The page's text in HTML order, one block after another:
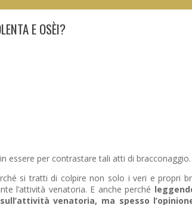
E OSÈI?
essere per contrastare tali atti di bracconaggio.
si tratti di colpire non solo i veri e propri
l’attività venatoria. E anche perché
venatoria, ma spesso